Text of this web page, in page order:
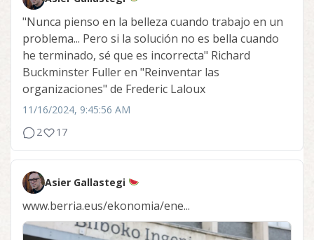
"Nunca pienso en la belleza cuando trabajo en un
problema... Pero si la solución no es bella cuando
he terminado, sé que es incorrecta" Richard
Buckminster Fuller en "Reinventar las
organizaciones" de Frederic Laloux
11/16/2024, 9:45:56 AM
2
17
Asier Gallastegi
www.berria.eus/ekonomia/ene...